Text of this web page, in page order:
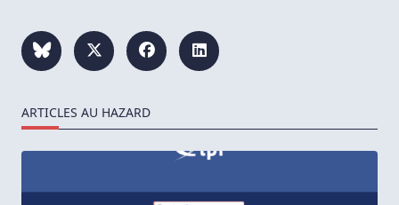
ARTICLES AU HAZARD